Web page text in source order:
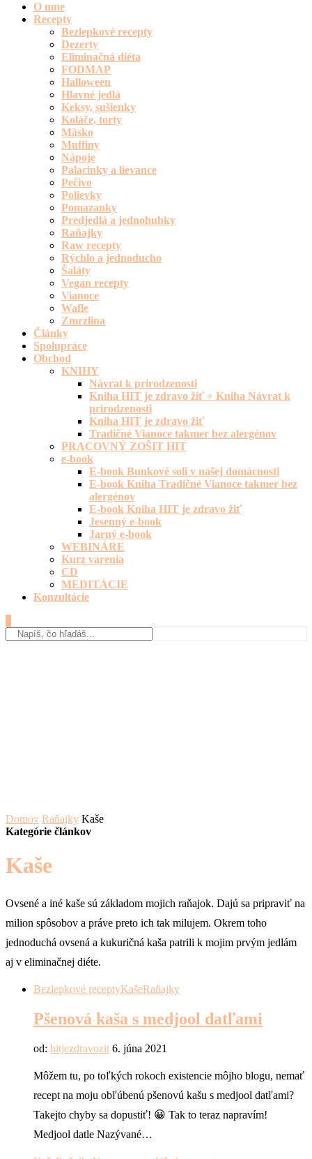
O mne
Recepty
Bezlepkové recepty
Dezerty
Eliminačná diéta
FODMAP
Halloween
Hlavné jedlá
Keksy, sušienky
Koláče, torty
Mäsko
Muffiny
Nápoje
Palacinky a lievance
Pečivo
Polievky
Pomazanky
Predjedlá a jednohubky
Raňajky
Raw recepty
Rýchlo a jednoducho
Šaláty
Vegan recepty
Vianoce
Wafle
Zmrzlina
Články
Spolupráce
Obchod
KNIHY
Návrat k prirodzenosti
Kniha HIT je zdravo žiť + Kniha Návrat k
prirodzenosti
Kniha HIT je zdravo žiť
Tradičné Vianoce takmer bez alergénov
PRACOVNÝ ZOŠIT HIT
e-book
E-book Bunkové soli v našej domácnosti
E-book Kniha Tradičné Vianoce takmer bez
alergénov
E-book Kniha HIT je zdravo žiť
Jesenný e-book
Jarný e-book
WEBINÁRE
Kurz varenia
CD
MEDITÁCIE
Konzultácie
Domov Raňajky Kaše
Kategórie článkov
Kaše
Ovsené a iné kaše sú základom mojich raňajok. Dajú sa pripraviť na
milion spôsobov a práve preto ich tak milujem. Okrem toho
jednoduchá ovsená a kukuričná kaša patrili k mojim prvým jedlám
aj v eliminačnej diéte.
Bezlepkové receptyKašeRaňajky
Pšenová kaša s medjool datľami
od: hitjezdravozit 6. júna 2021
Môžem tu, po toľkých rokoch existencie môjho blogu, nemať
recept na moju obľúbenú pšenovú kašu s medjool datľami?
Takejto chyby sa dopustiť! 😀 Tak to teraz napravím!
Medjool datle Nazývané…